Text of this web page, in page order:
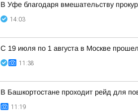
В Уфе благодаря вмешательству
14:03
С 19 июля по 1 августа в Москве
11:38
В Башкортостане проходит рейд для
11:19